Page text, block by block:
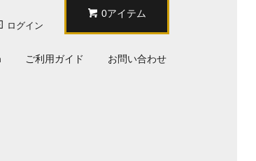
0アイテム
ログイン
ご利用ガイド お問い合わせ